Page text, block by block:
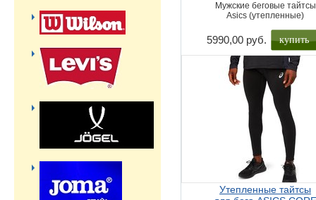
Мужские беговые тайтсы
Asics (утепленные)
5990,00 руб. купить
Утепленные тайтсы